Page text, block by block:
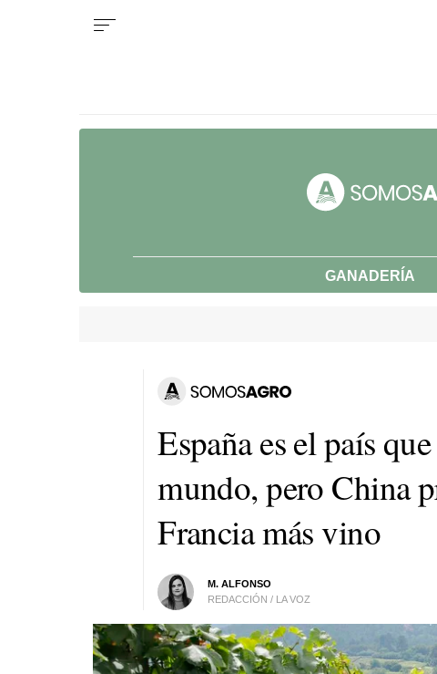
GANADERÍA
España es el país
mundo, pero China
Francia más vino
M. ALFONSO
REDACCIÓN / LA VOZ